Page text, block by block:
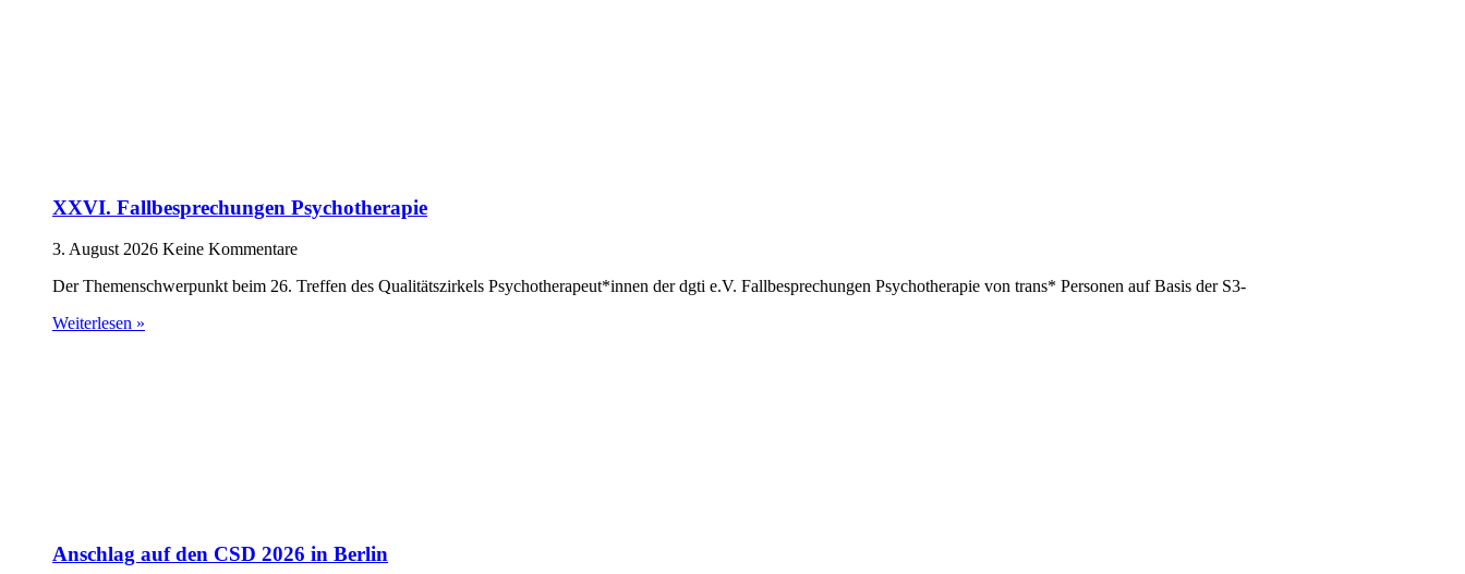
XXVI. Fallbesprechungen Psychotherapie
3. August 2026 Keine Kommentare
Der Themenschwerpunkt beim 26. Treffen des Qualitätszirkels Psychotherapeut*innen der dgti e.V. Fallbesprechungen Psychotherapie von trans* Personen auf Basis der S3-
Weiterlesen »
Anschlag auf den CSD 2026 in Berlin